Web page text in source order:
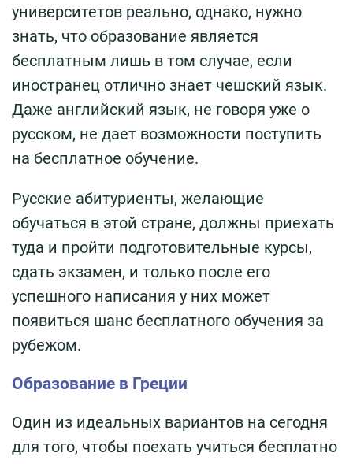
университетов реально, однако, нужно
знать, что образование является
бесплатным лишь в том случае, если
иностранец отлично знает чешский язык.
Даже английский язык, не говоря уже о
русском, не дает возможности поступить
на бесплатное обучение.
Русские абитуриенты, желающие
обучаться в этой стране, должны приехать
туда и пройти подготовительные курсы,
сдать экзамен, и только после его
успешного написания у них может
появиться шанс бесплатного обучения за
рубежом.
Образование в Греции
Один из идеальных вариантов на сегодня
для того, чтобы поехать учиться бесплатно